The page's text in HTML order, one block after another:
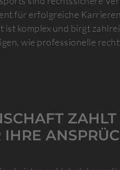
für erfolgreiche
komplex und birgt
wie professionelle
IHRE